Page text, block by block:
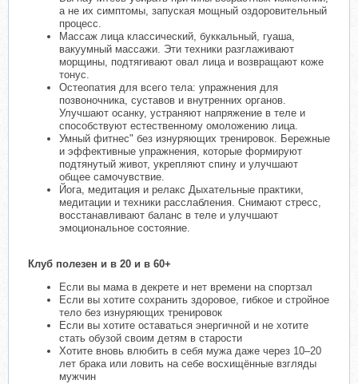
а не их симптомы, запуская мощный оздоровительный
процесс.
Массаж лица классический, буккальный, гуаша,
вакуумный массажи. Эти техники разглаживают
морщины, подтягивают овал лица и возвращают коже
тонус.
Остеопатия для всего тела: упражнения для
позвоночника, суставов и внутренних органов.
Улучшают осанку, устраняют напряжение в теле и
способствуют естественному омоложению лица.
Умный фитнес" без изнуряющих тренировок. Бережные
и эффективные упражнения, которые формируют
подтянутый живот, укрепляют спину и улучшают
общее самочувствие.
Йога, медитация и релакс Дыхательные практики,
медитации и техники расслабления. Снимают стресс,
восстанавливают баланс в теле и улучшают
эмоциональное состояние.
Клуб полезен и в 20 и в 60+
Если вы мама в декрете и нет времени на спортзал
Если вы хотите сохранить здоровое, гибкое и стройное
тело без изнуряющих тренировок
Если вы хотите оставаться энергичной и не хотите
стать обузой своим детям в старости
Хотите вновь влюбить в себя мужа даже через 10–20
лет брака или ловить на себе восхищённые взгляды
мужчин